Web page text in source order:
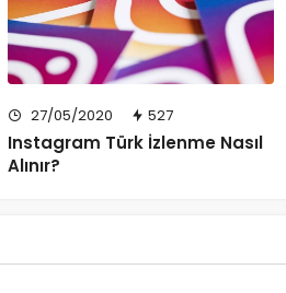
27/05/2020 527
Instagram Türk İzlenme Nasıl
Alınır?